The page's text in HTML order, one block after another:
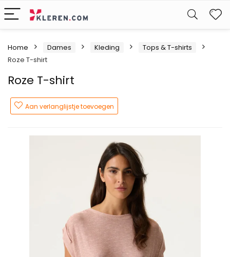
Home Dames Kleding
Tops & T-shirts
Roze T-shirt
Roze T-shirt
Aan verlanglijstje toevoegen